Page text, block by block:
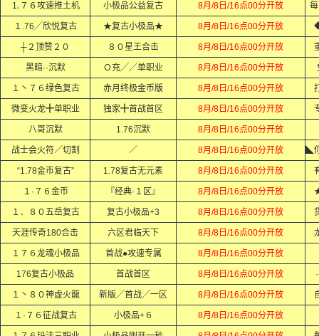
⒈７６攻速推土机 小极品公益复古 8月/8日/16点00分开放
１.76╱欣悦复古 ★复古小极品★ 8月/8日/16点00分开放
┼２顶赞２０ ８０星王合击 8月/8日/16点00分开放
黑暗··沉默 Ｏ充╱╱单职业 8月/8日/16点00分开放
１丶７６绿色复古 赤月终极金币版 8月/8日/16点00分开放
微变火龙╋单职业 独家╋首战首区 8月/8日/16点00分开放
八哥沉默 1.76沉默 8月/8日/16点00分开放
战士会火符／切割 ／ 8月/8日/16点00分开放
“1.78金币复古” 1.78复古无元素 8月/8日/16点00分开放
１·７６金币 『经典·１区』 8月/8日/16点00分开放
１．８０五岳复古 复古小极品+3 8月/8日/16点00分开放
天涯传奇180合击 六区君临天下 8月/8日/16点00分开放
１７６龙魂小极品 首战●攻速专属 8月/8日/16点00分开放
176复古小极品 首战首区 8月/8日/16点00分开放
１丶８０神虚火龍 新版╱首战╱一区 8月/8日/16点00分开放
１·７６征战复古 小极品+６ 8月/8日/16点00分开放